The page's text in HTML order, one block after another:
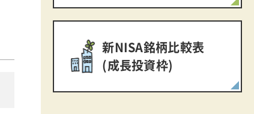
新NISA銘柄比較表
(成長投資枠)